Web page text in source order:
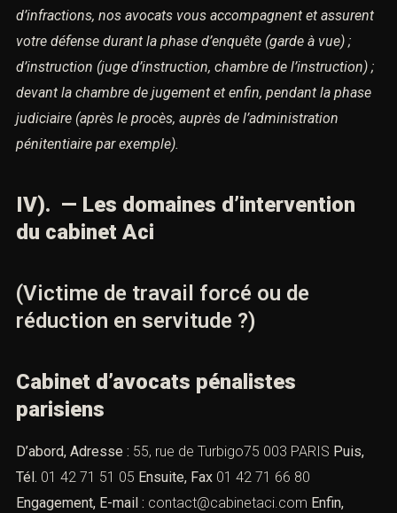
d’infractions, nos avocats vous accompagnent et assurent
votre défense durant la phase d’enquête (garde à vue) ;
d’instruction (juge d’instruction, chambre de l’instruction) ;
devant la chambre de jugement et enfin, pendant la phase
judiciaire (après le procès, auprès de l’administration
pénitentiaire par exemple).
IV). — Les domaines d’intervention
du cabinet Aci
(Victime de travail forcé ou de
réduction en servitude ?)
Cabinet d’avocats pénalistes
parisiens
D’abord, Adresse : 55, rue de Turbigo75 003 PARIS Puis,
Tél. 01 42 71 51 05 Ensuite, Fax 01 42 71 66 80
Engagement, E-mail : contact@cabinetaci.com Enfin,